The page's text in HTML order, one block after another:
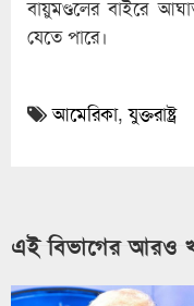
বায়ুমণ্ডলের বাইরে
যেতে পারে।
আমেরিকা,যুক্তরাষ্ট্র
এই বিভাগের আরও